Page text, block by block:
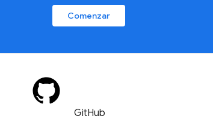
Comenzar
GitHub